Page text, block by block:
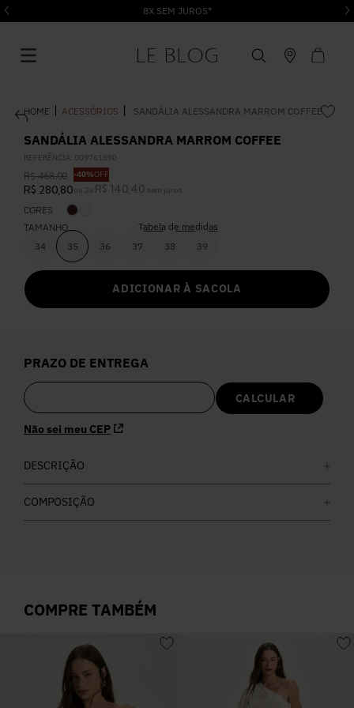
8X SEM JUROS*
ACESSÓRIOS SANDÁLIA ALESSANDRA MARROM COFFEE
SANDÁLIA ALESSANDRA MARROM COFFEE
REFERÊNCIA: 009761890
R$ 468,00 -40%OFF
R$ 280,80 ou 2 x R$ 140 40 sem juros
CORES
TAMANHO
34
35 36 37 38 39
Tabela de medidas
ADICIONAR À SACOLA
PRAZO DE ENTREGA
Não sei meu CEP
DESCRIÇÃO
COMPOSIÇÃO
COMPRE TAMBÉM
1º Vestido
2º Roupas
5º Calça
6º Colete
7º Vestidos
Calça Jeans
10º Vestido Branco